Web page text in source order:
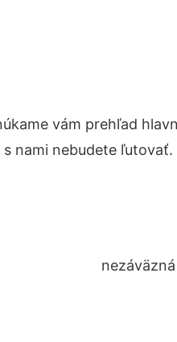
vám prehľad
nami nebudete ľutovať.